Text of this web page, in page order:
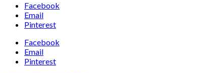
Facebook
Email
Pinterest
Facebook
Email
Pinterest